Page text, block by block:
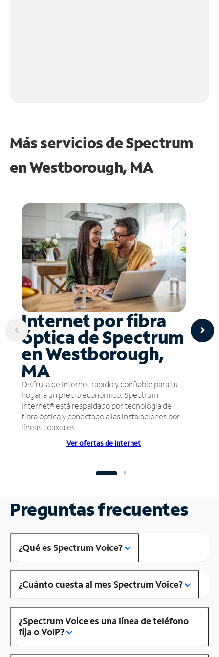
Más servicios de Spectrum
enWestborough, MA
Internet por fibra
óptica de Spectrum
en Westborough,
MA
Disfruta de Internet rápido y confiable para tu
hogar a un precio económico. Spectrum
Internet® está respaldado por tecnología de
fibra óptica y conectado a las instalaciones por
líneas coaxiales.
Ver ofertas de Internet
Preguntas frecuentes
¿Qué es Spectrum Voice?
¿Cuánto cuesta al mes Spectrum Voice?
¿Spectrum Voice es una línea de teléfono
fija o VoIP?